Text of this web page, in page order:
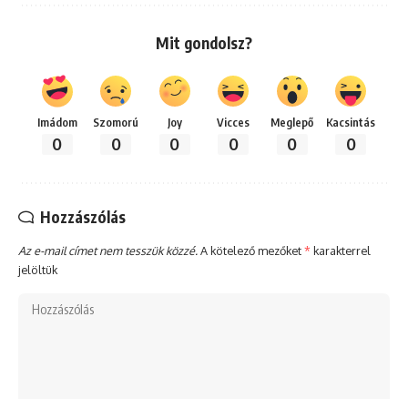
Mit gondolsz?
Imádom
0
Szomorú
0
Joy
0
Vicces
0
Meglepő
0
Kacsintás
0
Hozzászólás
Az e-mail címet nem tesszük közzé.A kötelező mezőket* karakterrel
jelöltük